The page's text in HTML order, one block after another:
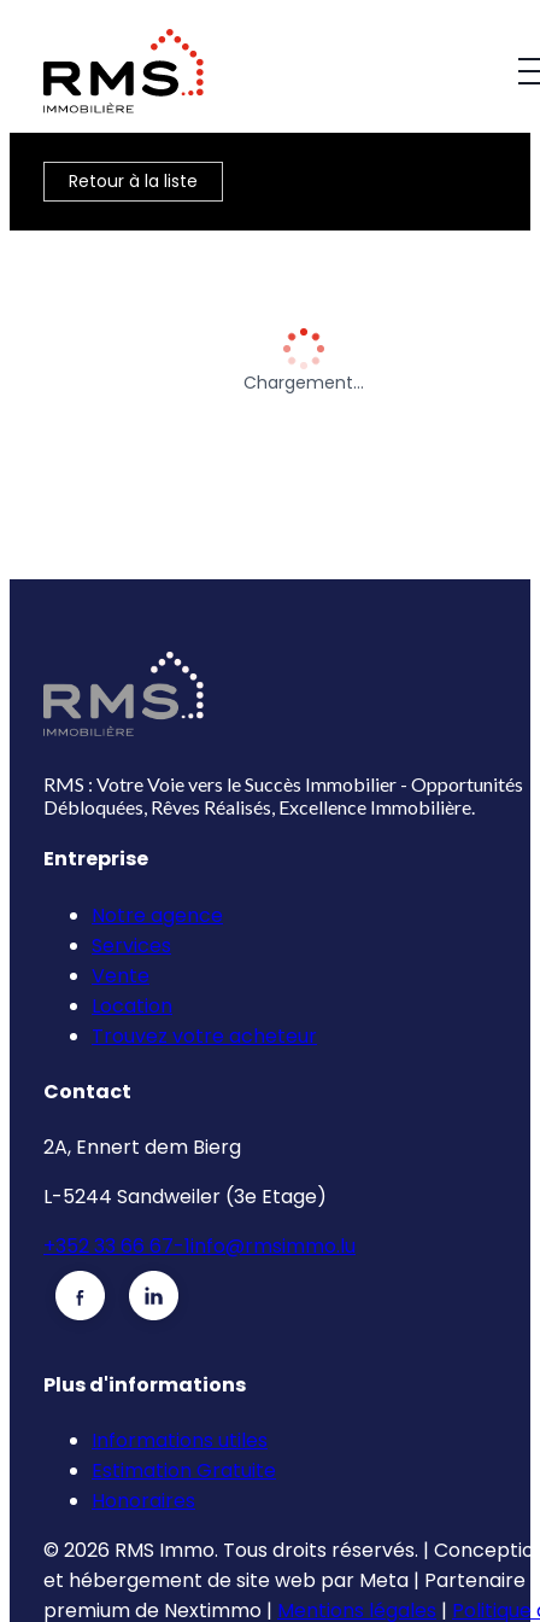
Retour à la liste
Chargement…
RMS : Votre Voie vers le Succès Immobilier - Opportunités
Débloquées, Rêves Réalisés, Excellence Immobilière.
Entreprise
Notre agence
Services
Vente
Location
Trouvez votre acheteur
Contact
2A, Ennert dem Bierg
L-5244 Sandweiler (3e Etage)
+352 33 66 67-1info@rmsimmo.lu
Plus d'informations
Informations utiles
Estimation Gratuite
Honoraires
© 2026 RMS Immo. Tous droits réservés. |
et hébergement de site web par Meta | Partenaire
premium de Nextimmo | Mentions légales | Politique